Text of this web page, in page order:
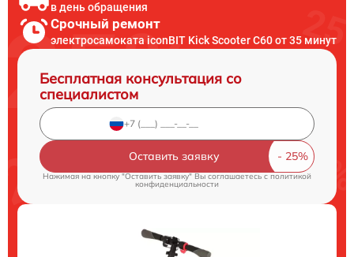
в день обращения
Срочный ремонт
электросамоката iconBIT Kick Scooter C60 от 35 минут
Бесплатная консультация со
специалистом
Оставить заявку
Нажимая на кнопку "Оставить заявку" Вы соглашаетесь cполитикой
конфиденциальности